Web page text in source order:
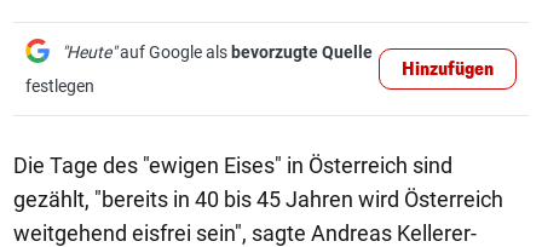
"Heute"auf Google als bevorzugte Quelle
festlegen
Hinzufügen
Die Tage des "ewigen Eises" in Österreich sind
gezählt, "bereits in 40 bis 45 Jahren wird Österreich
weitgehend eisfrei sein", sagte Andreas Kellerer-